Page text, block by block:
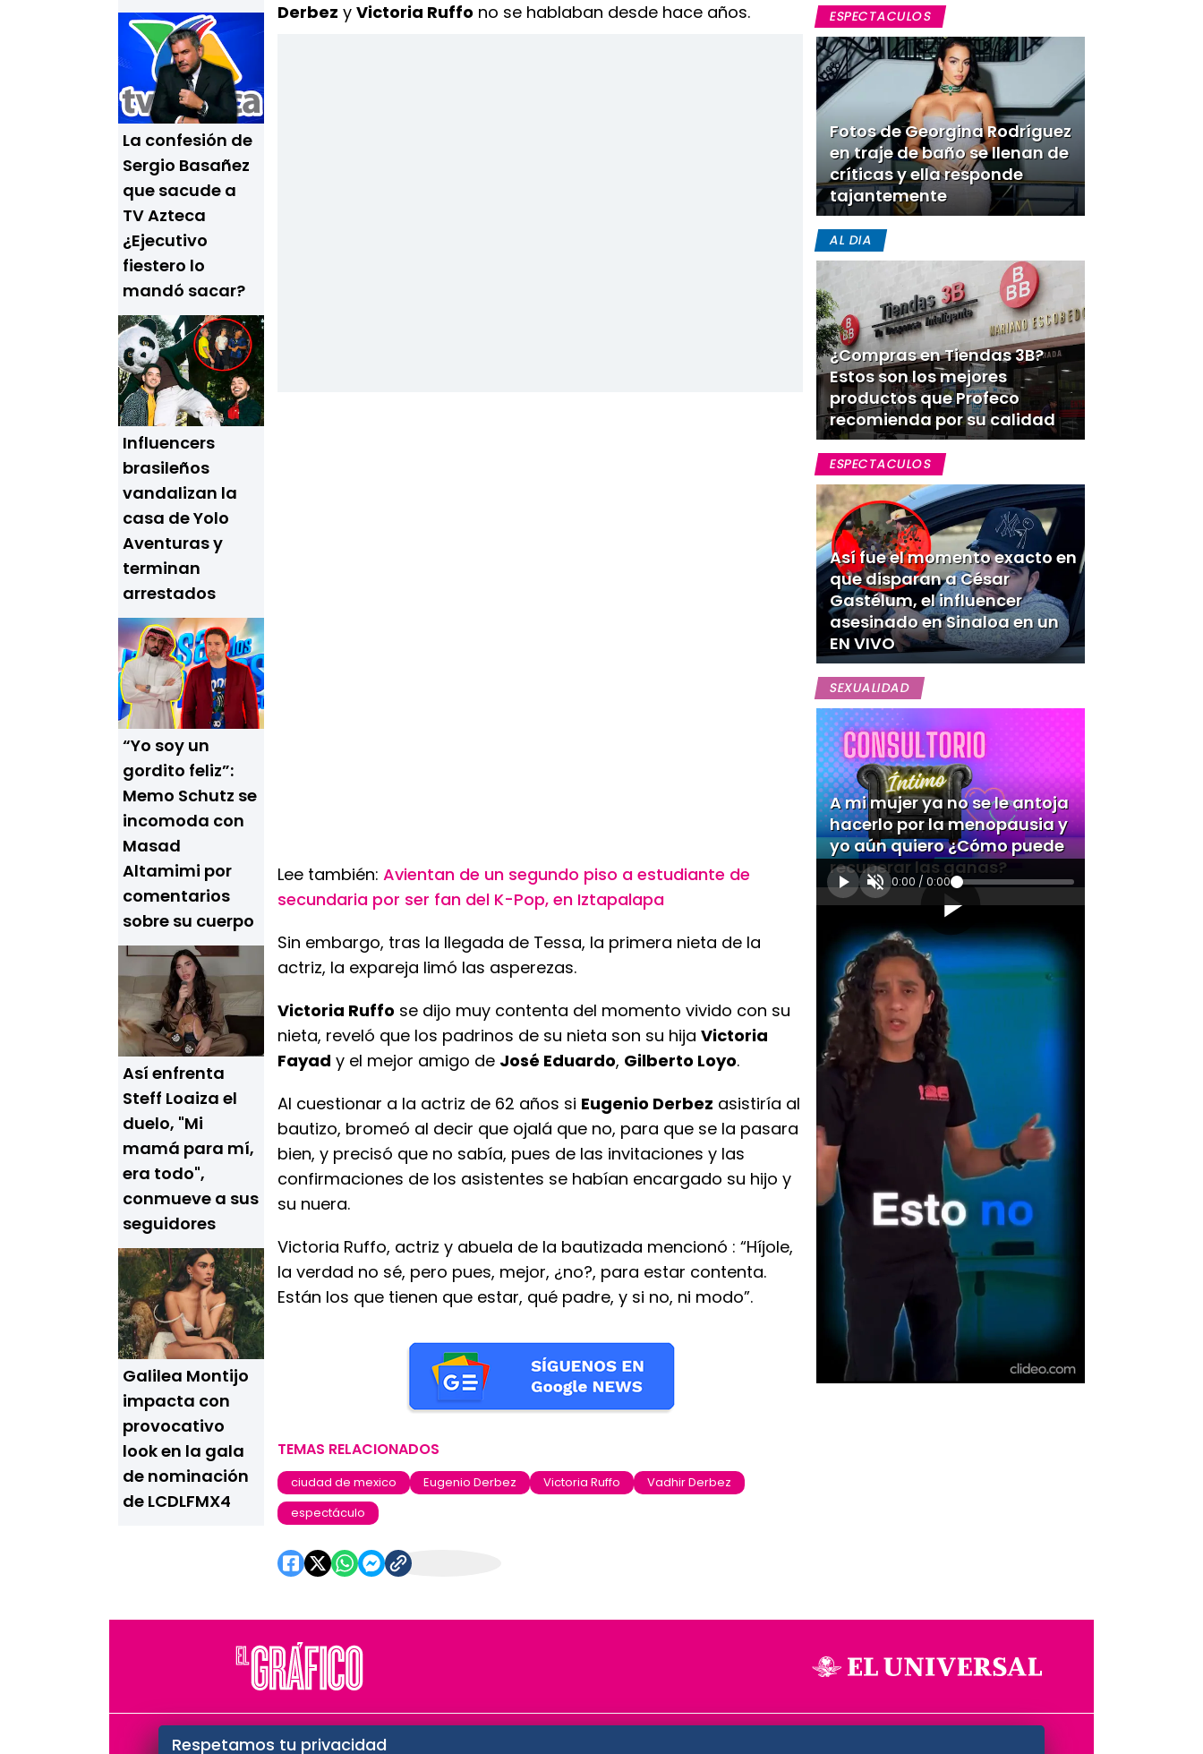
La confesión de
Sergio Basañez
que sacude a
TV Azteca
¿Ejecutivo
fiestero lo
mandó sacar?
Influencers
brasileños
vandalizan la
casa de Yolo
Aventuras y
terminan
arrestados
“Yo soy un
gordito feliz”:
Memo Schutz se
incomoda con
Masad
Altamimi por
comentarios
sobre su cuerpo
Así enfrenta
Steff Loaiza el
duelo, "Mi
mamá para mí,
era todo",
conmueve a sus
seguidores
Galilea Montijo
impacta con
provocativo
look en la gala
de nominación
de LCDLFMX4
Derbez y Victoria Ruffo no se hablaban desde hace años.
Lee también: Avientan de un segundo piso a estudiante de
secundaria por ser fan del K-Pop, en Iztapalapa
Sin embargo, tras la llegada de Tessa, la primera nieta de la
actriz, la expareja limó las asperezas.
Victoria Ruffo se dijo muy contenta del momento vivido con su
nieta, reveló que los padrinos de su nieta son su hija Victoria
Fayad y el mejor amigo de José Eduardo, Gilberto Loyo.
Al cuestionar a la actriz de 62 años si Eugenio Derbez asistiría al
bautizo, bromeó al decir que ojalá que no, para que se la pasara
bien, y precisó que no sabía, pues de las invitaciones y las
confirmaciones de los asistentes se habían encargado su hijo y
su nuera.
Victoria Ruffo, actriz y abuela de la bautizada mencionó : “Híjole,
la verdad no sé, pero pues, mejor, ¿no?, para estar contenta.
Están los que tienen que estar, qué padre, y si no, ni modo”.
TEMAS RELACIONADOS
ciudad de mexico Eugenio Derbez Victoria Ruffo
Vadhir Derbez
espectáculo
ESPECTACULOS
Fotos de Georgina Rodríguez
en traje de baño se llenan de
críticas y ella responde
tajantemente
AL DIA
¿Compras en Tiendas 3B?
Estos son los mejores
productos que Profeco
recomienda por su calidad
ESPECTACULOS
Así fue el momento exacto en
que disparan a César
Gastélum, el influencer
asesinado en Sinaloa en un
EN VIVO
SEXUALIDAD
A mi mujer ya no se le antoja
hacerlo por la menopausia y
yo aún quiero ¿Cómo puede
recuperar las ganas?
0:00 / 0:00
[Publicidad]
El Universal Vive USA Clase
Respetamos tu privacidad